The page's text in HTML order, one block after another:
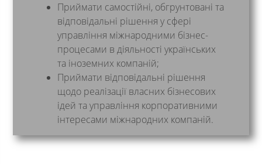
Приймати самостійні, обгрунтовані та
відповідальні рішення у сфері
управління міжнародними бізнес-
процесами в діяльності українських
та іноземних компаній;
Приймати відповідальні рішення
щодо реалізації власних бізнесових
ідей та управління корпоративними
інтересами міжнародних компаній.